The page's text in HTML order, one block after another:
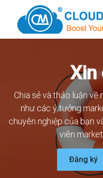
Xin
Chia sẻ và thảo luận về
như các ý tưởng
chuyên nghiệp của bạn
viên
Đăng ký